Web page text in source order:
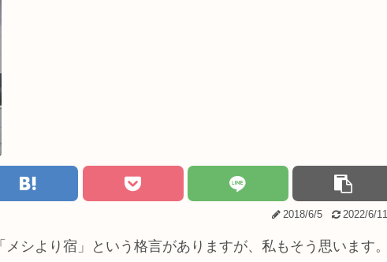
2018/6/5 2022/6/11
シより宿」という格言がありますが、私もそう思います。